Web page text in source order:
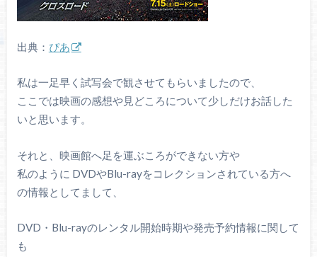
出典： ぴあ
私は一足早く試写会で観させてもらいましたので、
ここでは映画の感想や見どころについて少しだけお話した
いと思います。
それと、映画館へ足を運ぶころができない方や
私のように DVDやBlu-rayをコレクションされている方へ
の情報としてまして、
DVD・Blu-rayのレンタル開始時期や発売予約情報に関して
も